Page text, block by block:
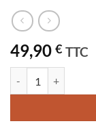
49,90 € TTC